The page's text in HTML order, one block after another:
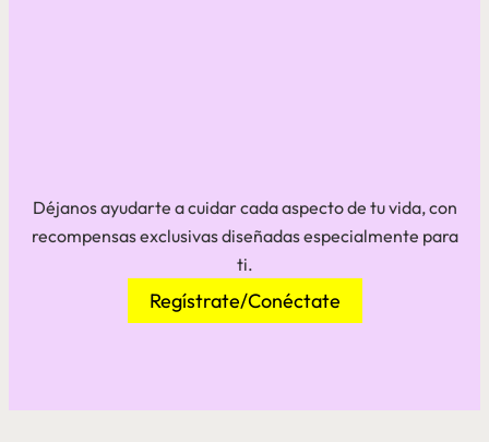
Déjanos ayudarte a cuidar cada aspecto de tu vida, con
recompensas exclusivas diseñadas especialmente para
ti.
Regístrate/Conéctate